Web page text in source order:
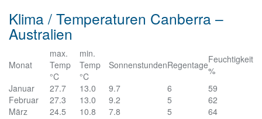
Klima / Temperaturen Canberra –
Australien
Monat
max.
Temp
°C
min.
Temp
°C
SonnenstundenRegentageFeuchtigkeit
%
Januar
27.7 13.0 9.7 6
59
Februar
27.3 13.0 9.2 5
62
März
24.5 10.8 7.8 5
64